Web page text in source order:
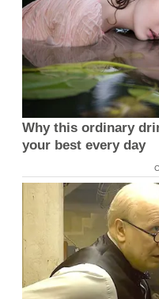
Why this ordinary
your best every day